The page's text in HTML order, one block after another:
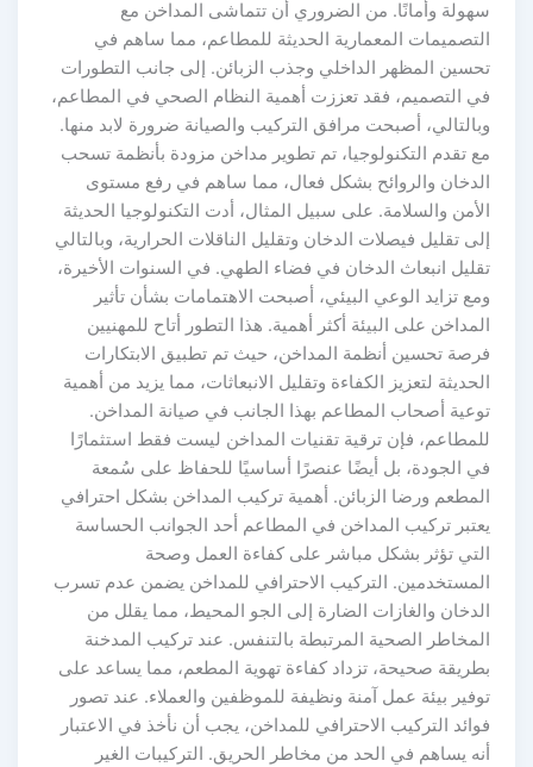
وأمانًا. من الضروري أن تتماشى المداخن مع
المعمارية الحديثة للمطاعم، مما ساهم في
المظهر الداخلي وجذب الزبائن. إلى جانب التطورات
التصميم، فقد تعززت أهمية النظام الصحي في المطاعم،
أصبحت مرافق التركيب والصيانة ضرورة لابد منها.
تقدم التكنولوجيا، تم تطوير مداخن مزودة بأنظمة تسحب
والروائح بشكل فعال، مما ساهم في رفع مستوى
والسلامة. على سبيل المثال، أدت التكنولوجيا الحديثة
تقليل فيصلات الدخان وتقليل الناقلات الحرارية، وبالتالي
انبعاث الدخان في فضاء الطهي. في السنوات الأخيرة،
تزايد الوعي البيئي، أصبحت الاهتمامات بشأن تأثير
على البيئة أكثر أهمية. هذا التطور أتاح للمهنيين
تحسين أنظمة المداخن، حيث تم تطبيق الابتكارات
لتعزيز الكفاءة وتقليل الانبعاثات، مما يزيد من أهمية
أصحاب المطاعم بهذا الجانب في صيانة المداخن.
فإن ترقية تقنيات المداخن ليست فقط استثمارًا
الجودة، بل أيضًا عنصرًا أساسيًا للحفاظ على سُمعة
ورضا الزبائن. أهمية تركيب المداخن بشكل احترافي
تركيب المداخن في المطاعم أحد الجوانب الحساسة
تؤثر بشكل مباشر على كفاءة العمل وصحة
التركيب الاحترافي للمداخن يضمن عدم تسرب
والغازات الضارة إلى الجو المحيط، مما يقلل من
الصحية المرتبطة بالتنفس. عند تركيب المدخنة
صحيحة، تزداد كفاءة تهوية المطعم، مما يساعد على
بيئة عمل آمنة ونظيفة للموظفين والعملاء. عند تصور
التركيب الاحترافي للمداخن، يجب أن نأخذ في الاعتبار
يساهم في الحد من مخاطر الحريق. التركيبات الغير